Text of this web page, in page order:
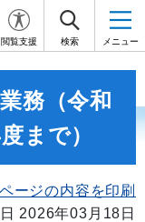
閲覧支援 検索 メニュー
務（令和
まで）
ページの内容を印刷
2026年03月18日